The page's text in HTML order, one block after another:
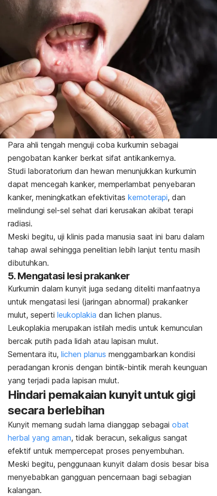
Para ahli tengah menguji coba kurkumin sebagai
pengobatan kanker berkat sifat antikankernya.
Studi laboratorium dan hewan menunjukkan kurkumin
dapat mencegah kanker, memperlambat penyebaran
kanker, meningkatkan efektivitas kemoterapi, dan
melindungi sel-sel sehat dari kerusakan akibat terapi
radiasi.
Meski begitu, uji klinis pada manusia saat ini baru dalam
tahap awal sehingga penelitian lebih lanjut tentu masih
dibutuhkan.
5. Mengatasi lesi prakanker
Kurkumin dalam kunyit juga sedang diteliti manfaatnya
untuk mengatasi lesi (jaringan abnormal) prakanker
mulut, seperti leukoplakia dan lichen planus.
Leukoplakia merupakan istilah medis untuk kemunculan
bercak putih pada lidah atau lapisan mulut.
Sementara itu, lichen planus menggambarkan kondisi
peradangan kronis dengan bintik-bintik merah keunguan
yang terjadi pada lapisan mulut.
Hindari pemakaian kunyit untuk gigi
secara berlebihan
Kunyit memang sudah lama dianggap sebagai obat
herbal yang aman, tidak beracun, sekaligus sangat
efektif untuk mempercepat proses penyembuhan.
Meski begitu, penggunaan kunyit dalam dosis besar bisa
menyebabkan gangguan pencernaan bagi sebagian
kalangan.